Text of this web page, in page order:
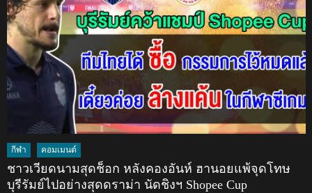
กีฬา คอมเมนต์
ชาวเวียดนามสุดช็อก หลังคองอันห์ ฮานอยแพ้จุดโทษ
บุรีรัมย์ไปอย่างสุดดราม่า นัดชิงฯ Shopee Cup